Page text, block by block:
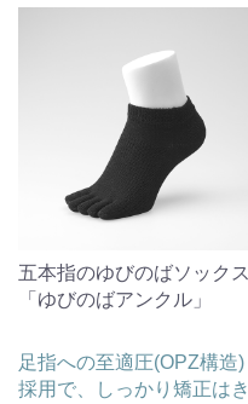
五本指のゆびのばソックス
「ゆびのばアンクル」
足指への至適圧(OPZ構造)
採用で、しっかり矯正はき